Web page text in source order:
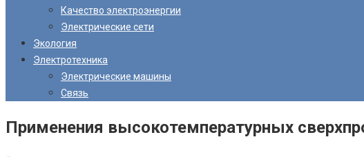
Качество электроэнергии
Электрические сети
Экология
Электротехника
Электрические машины
Связь
Применения высокотемпературных